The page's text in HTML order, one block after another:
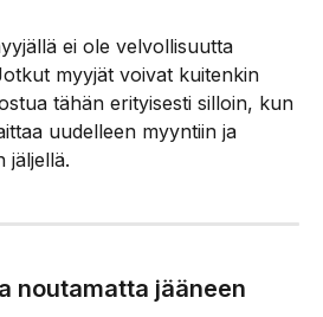
ei ole velvollisuutta
myyjät voivat kuitenkin
tähän erityisesti silloin, kun
uudelleen myyntiin ja
jäljellä.
noutamatta jääneen